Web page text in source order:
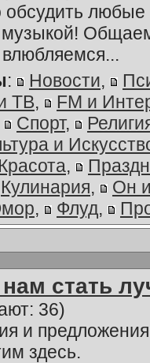
обсудить
музыкой!
: Новости,
ТВ,
FM и
Спорт,
и
,
Кулинария,
Он
, Флуд,
стать
36)
и
здесь.